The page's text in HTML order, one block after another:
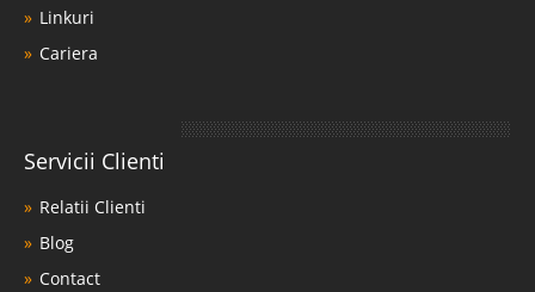
Linkuri
Cariera
Servicii Clienti
Relatii Clienti
Blog
Contact